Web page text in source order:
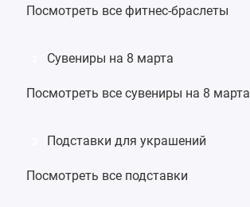
Посмотреть все фитнес-браслеты
Сувениры на 8 марта
Посмотреть все сувениры на 8 марта
Подставки для украшений
Посмотреть все подставки